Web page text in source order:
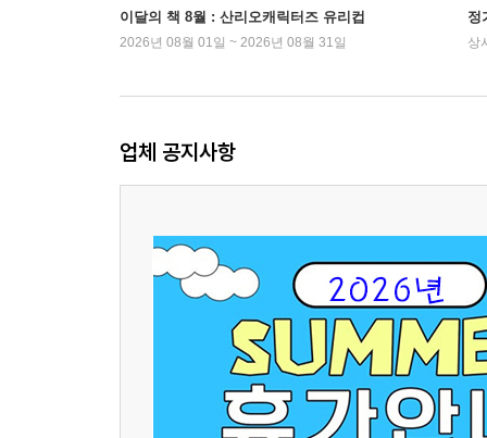
이달의 책 8월 : 산리오캐릭터즈 유리컵
2026년 08월 01일 ~ 2026년 08월 31일
정
상
업체 공지사항